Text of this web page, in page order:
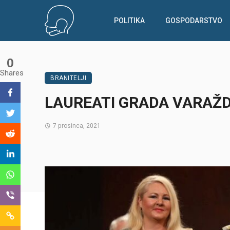
POLITIKA GOSPODARSTVO
BRANITELJI
LAUREATI GRADA
7 prosinca, 2021
0
Shares